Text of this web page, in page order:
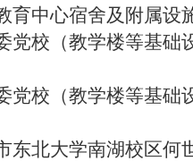
育中心宿舍及附属设
党校（教学楼等基础
党校（教学楼等基础
东北大学南湖校区何